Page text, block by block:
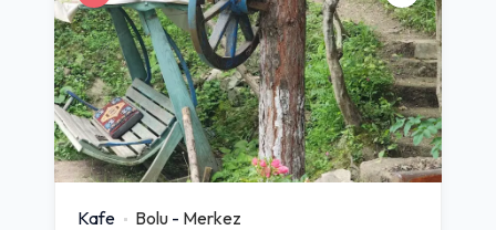
Kafe Bolu - Merkez